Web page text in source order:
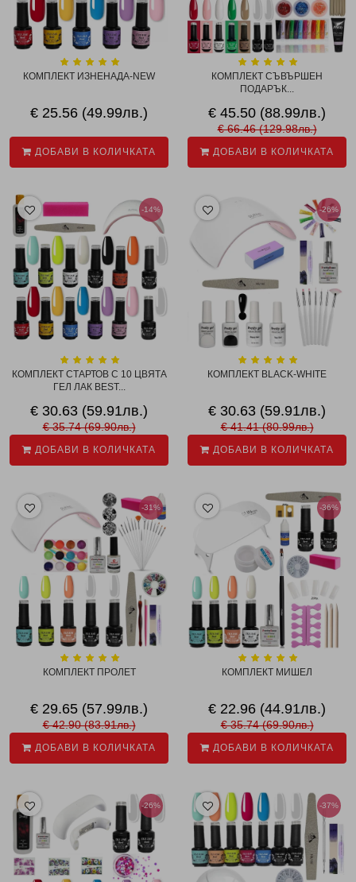
КОМПЛЕКТ ИЗНЕНАДА-NEW
€ 25.56 (49.99лв.)
ДОБАВИ В КОЛИЧКАТА
КОМПЛЕКТ СЪВЪРШЕН
ПОДАРЪК...
€ 45.50 (88.99лв.)
€ 66.46 (129.98лв.)
ДОБАВИ В КОЛИЧКАТА
-14%
КОМПЛЕКТ СТАРТОВ С 10 ЦВЯТА
ГЕЛ ЛАК BEST...
€ 30.63 (59.91лв.)
€ 35.74 (69.90лв.)
ДОБАВИ В КОЛИЧКАТА
-26%
КОМПЛЕКТ BLACK-WHITE
€ 30.63 (59.91лв.)
€ 41.41 (80.99лв.)
ДОБАВИ В КОЛИЧКАТА
-31%
КОМПЛЕКТ ПРОЛЕТ
€ 29.65 (57.99лв.)
€ 42.90 (83.91лв.)
ДОБАВИ В КОЛИЧКАТА
-36%
КОМПЛЕКТ МИШЕЛ
€ 22.96 (44.91лв.)
€ 35.74 (69.90лв.)
ДОБАВИ В КОЛИЧКАТА
-26% -37%